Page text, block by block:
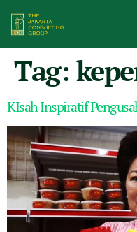
Tag:
KIsah Inspiratif